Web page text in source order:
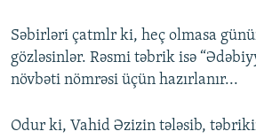
Səbirləri çatmlr ki, heç olmasa
gözləsinlər. Rəsmi təbrik isə
növbəti nömrəsi üçün hazırlanır...
Odur ki, Vahid Əzizin tələsib,